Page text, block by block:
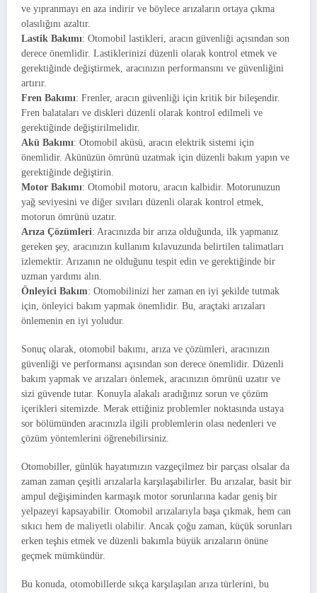
ve yıpranmayı en aza indirir ve böylece arızaların ortaya çıkma
olasılığını azaltır.
Lastik Bakımı: Otomobil lastikleri, aracın güvenliği açısından son
derece önemlidir. Lastiklerinizi düzenli olarak kontrol etmek ve
gerektiğinde değiştirmek, aracınızın performansını ve güvenliğini
artırır.
Fren Bakımı: Frenler, aracın güvenliği için kritik bir bileşendir.
Fren balataları ve diskleri düzenli olarak kontrol edilmeli ve
gerektiğinde değiştirilmelidir.
Akü Bakımı: Otomobil aküsü, aracın elektrik sistemi için
önemlidir. Akünüzün ömrünü uzatmak için düzenli bakım yapın ve
gerektiğinde değiştirin.
Motor Bakımı: Otomobil motoru, aracın kalbidir. Motorunuzun
yağ seviyesini ve diğer sıvıları düzenli olarak kontrol etmek,
motorun ömrünü uzatır.
Arıza Çözümleri: Aracınızda bir arıza olduğunda, ilk yapmanız
gereken şey, aracınızın kullanım kılavuzunda belirtilen talimatları
izlemektir. Arızanın ne olduğunu tespit edin ve gerektiğinde bir
uzman yardımı alın.
Önleyici Bakım: Otomobilinizi her zaman en iyi şekilde tutmak
için, önleyici bakım yapmak önemlidir. Bu, araçtaki arızaları
önlemenin en iyi yoludur.
Sonuç olarak, otomobil bakımı, arıza ve çözümleri, aracınızın
güvenliği ve performansı açısından son derece önemlidir. Düzenli
bakım yapmak ve arızaları önlemek, aracınızın ömrünü uzatır ve
sizi güvende tutar. Konuyla alakalı aradığınız sorun ve çözüm
içerikleri sitemizde. Merak ettiğiniz problemler noktasında ustaya
sor bölümünden aracınızla ilgili problemlerin olası nedenleri ve
çözüm yöntemlerini öğrenebilirsiniz.
Otomobiller, günlük hayatımızın vazgeçilmez bir parçası olsalar da
zaman zaman çeşitli arızalarla karşılaşabilirler. Bu arızalar, basit bir
ampul değişiminden karmaşık motor sorunlarına kadar geniş bir
yelpazeyi kapsayabilir. Otomobil arızalarıyla başa çıkmak, hem can
sıkıcı hem de maliyetli olabilir. Ancak çoğu zaman, küçük sorunları
erken teşhis etmek ve düzenli bakımla büyük arızaların önüne
geçmek mümkündür.
Bu konuda, otomobillerde sıkça karşılaşılan arıza türlerini, bu